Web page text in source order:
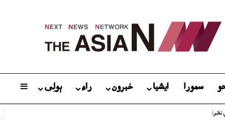
سمورا ايشيا خبرون راءِ ٻولِی Sidebar
نظم)